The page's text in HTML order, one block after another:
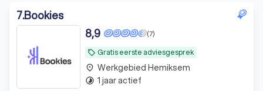
7.Bookies
local_offer Gratis eerste adviesgesprek
(7)
8,9
place Werkgebied Hemiksem
timelapse 1 jaar actief